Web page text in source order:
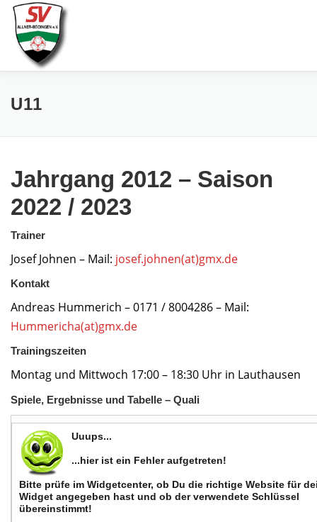
Zum
Inhalt
springen
AKTUELLES
U11
Jahrgang 2012 – Saison
2022 / 2023
Trainer
Josef Johnen – Mail: josef.johnen(at)gmx.de
Kontakt
Andreas Hummerich – 0171 / 8004286 – Mail:
Hummericha(at)gmx.de
Trainingszeiten
Montag und Mittwoch 17:00 – 18:30 Uhr in Lauthausen
Spiele, Ergebnisse und Tabelle – Quali